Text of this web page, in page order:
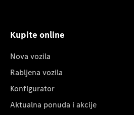
Kupite online
Nova vozila
Rabljena vozila
Konfigurator
Aktualna ponuda i akcije